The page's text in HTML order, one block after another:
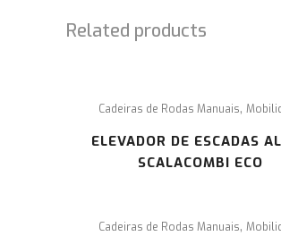
Related products
Cadeiras de Rodas Manuais,
ELEVADOR DE ESCADAS
SCALACOMBI ECO
Cadeiras de Rodas Manuais,